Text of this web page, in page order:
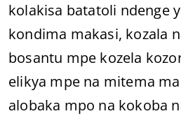
kolakisa batatoli ndenge
kondima makasi, kozala
bosantu mpe kozela
elikya mpe na mitema
alobaka mpo na kokoba